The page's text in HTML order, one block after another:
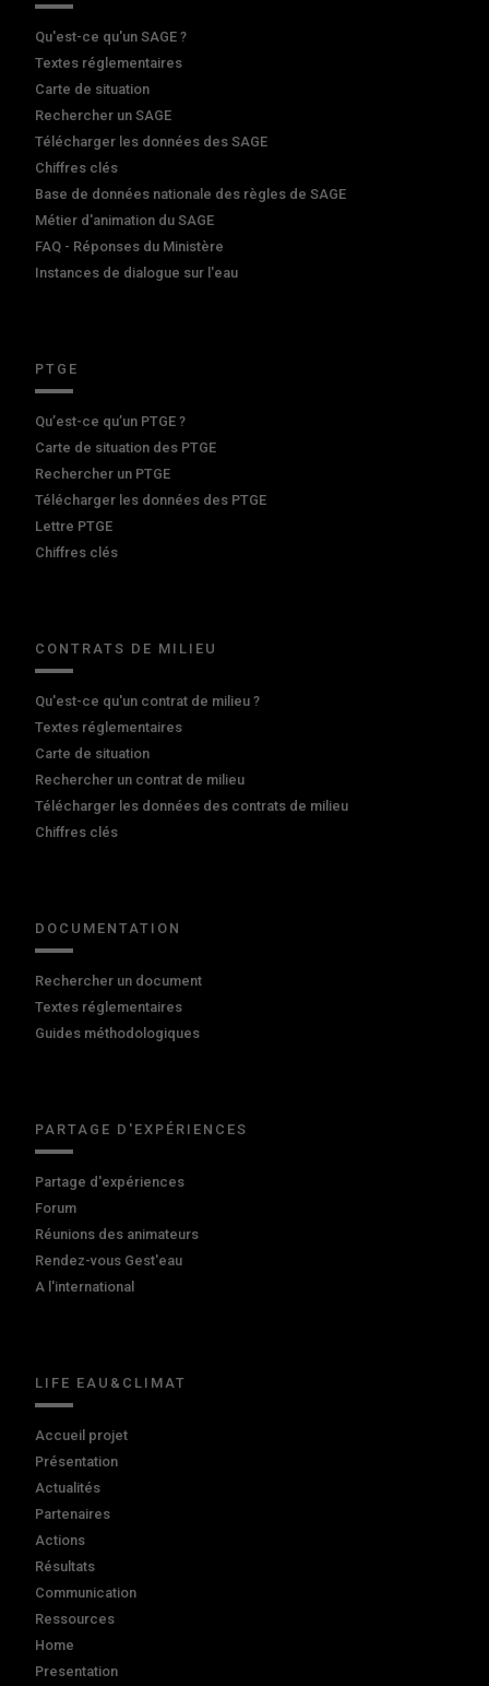
Qu'est-ce qu'un SAGE ?
Textes réglementaires
Carte de situation
Rechercher un SAGE
Télécharger les données des SAGE
Chiffres clés
Base de données nationale des règles de SAGE
Métier d'animation du SAGE
FAQ - Réponses du Ministère
Instances de dialogue sur l'eau
PTGE
Qu’est-ce qu’un PTGE ?
Carte de situation des PTGE
Rechercher un PTGE
Télécharger les données des PTGE
Lettre PTGE
Chiffres clés
CONTRATS DE MILIEU
Qu'est-ce qu'un contrat de milieu ?
Textes réglementaires
Carte de situation
Rechercher un contrat de milieu
Télécharger les données des contrats de milieu
Chiffres clés
DOCUMENTATION
Rechercher un document
Textes réglementaires
Guides méthodologiques
PARTAGE D'EXPÉRIENCES
Partage d'expériences
Forum
Réunions des animateurs
Rendez-vous Gest'eau
A l'international
LIFE EAU&CLIMAT
Accueil projet
Présentation
Actualités
Partenaires
Actions
Résultats
Communication
Ressources
Home
Presentation